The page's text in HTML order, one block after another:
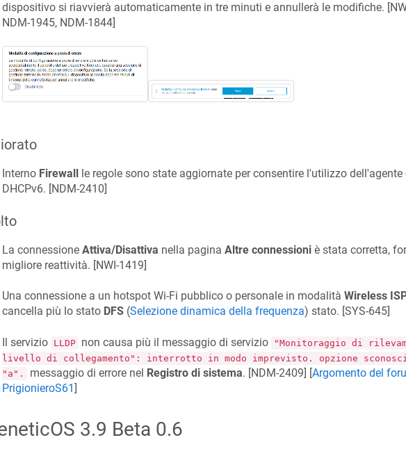
dispositivo si riavvierà automaticamente in tre minuti e annullerà le modifiche. [
NDM-1945, NDM-1844]
Interno Firewallle regole sono state aggiornate per consentire l'utilizzo
DHCPv6. [NDM-2410]
La connessione Attiva/Disattiva nella pagina Altre connessioniè stata corretta,
migliore reattività. [NWI-1419]
Una connessione a un hotspot Wi-Fi pubblico o personale in modalità Wireless
cancella più lo stato DFS(Selezione dinamica della frequenza) stato. [SYS-645]
Il servizio LLDP non causa più il messaggio di servizio
"Monitoraggio di
livello di collegamento": interrotto in modo imprevisto. opzione
"a".
messaggio di errore nel Registro di sistema. [NDM-2409] [Argomento del
PrigionieroS61]
3.9 Beta 0.6